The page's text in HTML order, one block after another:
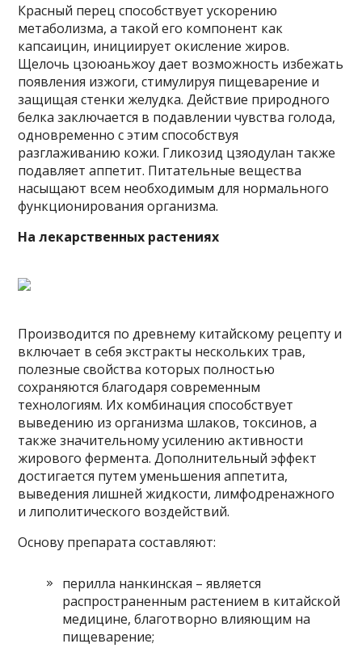
Красный перец способствует ускорению
метаболизма, а такой его компонент как
капсаицин, инициирует окисление жиров.
Щелочь цзоюаньжоу дает возможность избежать
появления изжоги, стимулируя пищеварение и
защищая стенки желудка. Действие природного
белка заключается в подавлении чувства голода,
одновременно с этим способствуя
разглаживанию кожи. Гликозид цзяодулан также
подавляет аппетит. Питательные вещества
насыщают всем необходимым для нормального
функционирования организма.
На лекарственных растениях
Производится по древнему китайскому рецепту и
включает в себя экстракты нескольких трав,
полезные свойства которых полностью
сохраняются благодаря современным
технологиям. Их комбинация способствует
выведению из организма шлаков, токсинов, а
также значительному усилению активности
жирового фермента. Дополнительный эффект
достигается путем уменьшения аппетита,
выведения лишней жидкости, лимфодренажного
и липолитического воздействий.
Основу препарата составляют:
перилла нанкинская – является
распространенным растением в китайской
медицине, благотворно влияющим на
пищеварение;